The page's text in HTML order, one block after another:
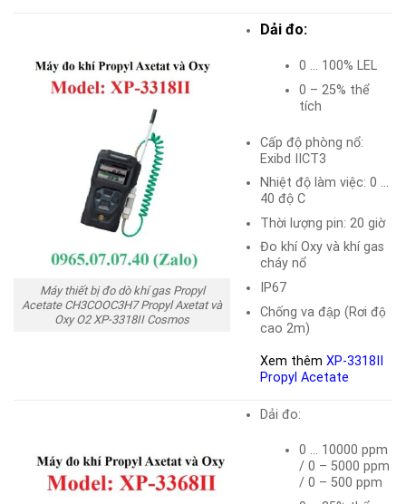
Máy thiết bị đo dò khí gas Propyl
Acetate CH3COOC3H7 Propyl Axetat và
Oxy O2 XP-3318II Cosmos
Dải đo:
0 … 100% LEL
0 – 25% thể
tích
Cấp độ phòng nổ:
Exibd IICT3
Nhiệt độ làm việc: 0 …
40 độ C
Thời lượng pin: 20 giờ
Đo khí Oxy và khí gas
cháy nổ
IP67
Chống va đập (Rơi độ
cao 2m)
Xem thêmXP-3318II
Propyl Acetate
Dải đo:
0 … 10000 ppm
/ 0 – 5000 ppm
/ 0 – 500 ppm